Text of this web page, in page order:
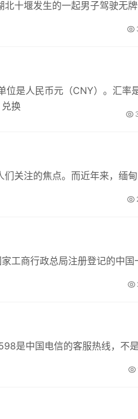
十堰发生的一起男子驾驶无
位是人民币元（CNY）。汇率
换
关注的焦点。而近年来，缅
工商行政总局注册登记的中国
是中国电信的客服热线，不